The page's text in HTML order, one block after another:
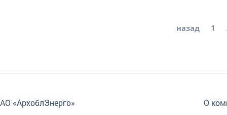
назад 1
АО «АрхоблЭнерго»
О